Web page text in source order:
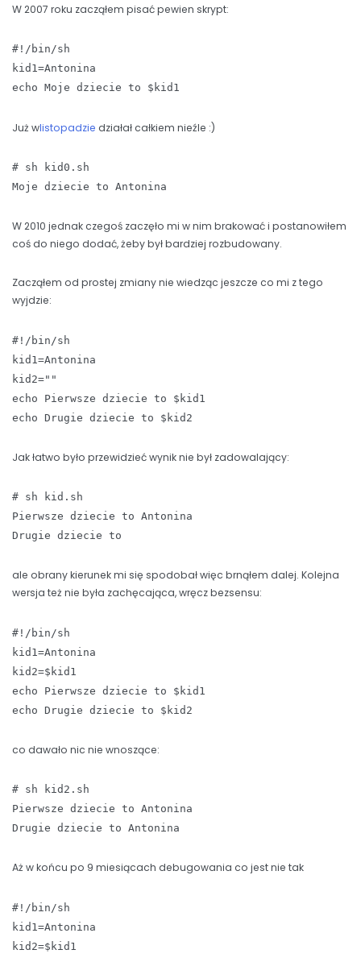
W 2007 roku zacząłem pisać pewien skrypt:
#!/bin/sh
kid1=Antonina
echo Moje dziecie to $kid1
Już wlistopadzie działał całkiem nieźle :)
# sh kid0.sh
Moje dziecie to Antonina
W 2010 jednak czegoś zaczęło mi w nim brakować i postanowiłem
coś do niego dodać, żeby był bardziej rozbudowany.
Zacząłem od prostej zmiany nie wiedząc jeszcze co mi z tego
wyjdzie:
#!/bin/sh
kid1=Antonina
kid2=""
echo Pierwsze dziecie to $kid1
echo Drugie dziecie to $kid2
Jak łatwo było przewidzieć wynik nie był zadowalający:
# sh kid.sh
Pierwsze dziecie to Antonina
Drugie dziecie to
ale obrany kierunek mi się spodobał więc brnąłem dalej. Kolejna
wersja też nie była zachęcająca, wręcz bezsensu:
#!/bin/sh
kid1=Antonina
kid2=$kid1
echo Pierwsze dziecie to $kid1
echo Drugie dziecie to $kid2
co dawało nic nie wnoszące:
# sh kid2.sh
Pierwsze dziecie to Antonina
Drugie dziecie to Antonina
Aż w końcu po 9 miesiącach debugowania co jest nie tak
#!/bin/sh
kid1=Antonina
kid2=$kid1